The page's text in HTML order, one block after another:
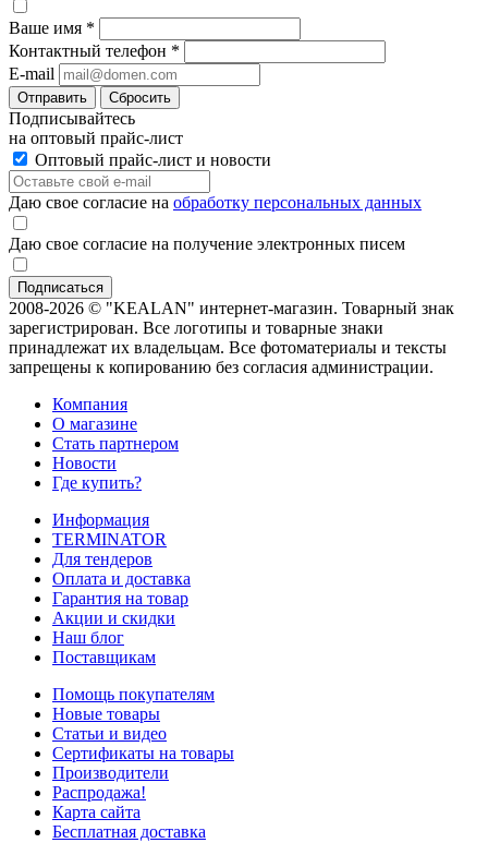
Ваше имя *
Контактный телефон *
E-mail
Отправить Сбросить
Подписывайтесь
на оптовый прайс-лист
Оптовый прайс-лист и новости
Даю свое согласие на обработку персональных данных
Даю свое согласие на получение электронных писем
2008-2026 © "KEALAN" интернет-магазин. Товарный знак
зарегистрирован. Все логотипы и товарные знаки
принадлежат их владельцам. Все фотоматериалы и тексты
запрещены к копированию без согласия администрации.
Компания
О магазине
Стать партнером
Новости
Где купить?
Информация
TERMINATOR
Для тендеров
Оплата и доставка
Гарантия на товар
Акции и скидки
Наш блог
Поставщикам
Помощь покупателям
Новые товары
Статьи и видео
Сертификаты на товары
Производители
Распродажа!
Карта сайта
Бесплатная доставка